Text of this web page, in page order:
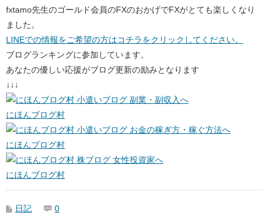
fxtamo先生のゴールド会員のFXのおかげでFXがとても楽しくなり
ました。
LINEでの情報をご希望の方はコチラをクリックしてください。
ブログランキングに参加しています。
あなたの優しい応援がブログ更新の励みとなります
↓↓↓
にほんブログ村
にほんブログ村
にほんブログ村
日記 0